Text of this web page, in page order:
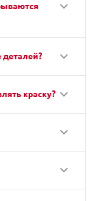
деталей?
краску?